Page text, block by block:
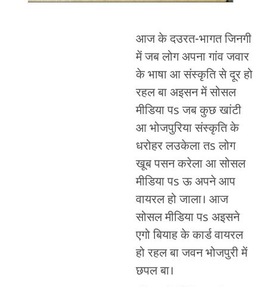
आज के दउरत-भागत जिनगी
में जब लोग अपना गांव जवार
के भाषा आ संस्कृति से दूर हो
रहल बा अइसन में सोसल
मीडिया पs जब कुछ खांटी
आ भोजपुरिया संस्कृति के
धरोहर लउकेला तs लोग
खूब पसन करेला आ सोसल
मीडिया पs ऊ अपने आप
वायरल हो जाला। आज
सोसल मीडिया पs अइसने
एगो बियाह के कार्ड वायरल
हो रहल बा जवन भोजपुरी में
छपल बा।